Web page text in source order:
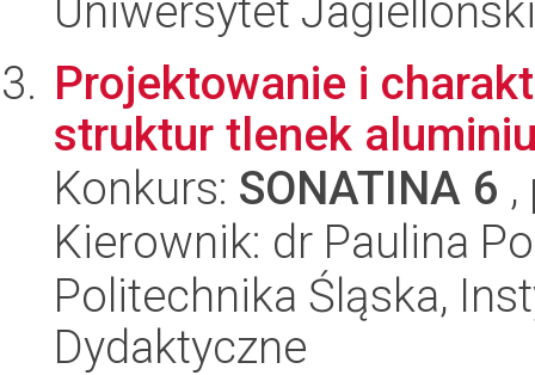
Uniwersytet Jagielloński
Projektowanie i
struktur tlenek
Konkurs: SONATINA 6
Kierownik: dr Paulina
Politechnika Śląska,
Dydaktyczne